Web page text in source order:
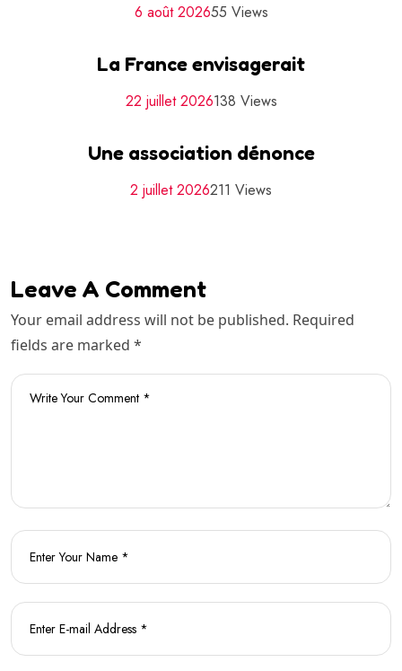
6 août 202655 Views
La France envisagerait
22 juillet 2026138 Views
Une association dénonce
2 juillet 2026211 Views
Leave A Comment
Your email address will not be published. Required
fields are marked *